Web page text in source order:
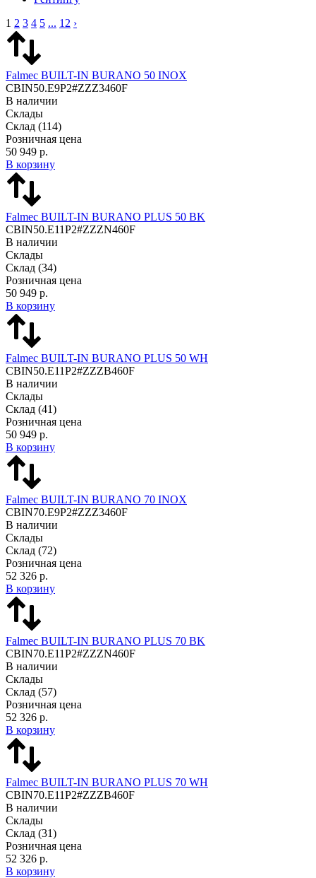
1 2 3 4 5 ... 12 ›
Falmec BUILT-IN BURANO 50 INOX
CBIN50.E9P2#ZZZ3460F
В наличии
Склады
Склад (114)
Розничная цена
50 949 р.
В корзину
Falmec BUILT-IN BURANO PLUS 50 BK
CBIN50.E11P2#ZZZN460F
В наличии
Склады
Склад (34)
Розничная цена
50 949 р.
В корзину
Falmec BUILT-IN BURANO PLUS 50 WH
CBIN50.E11P2#ZZZB460F
В наличии
Склады
Склад (41)
Розничная цена
50 949 р.
В корзину
Falmec BUILT-IN BURANO 70 INOX
CBIN70.E9P2#ZZZ3460F
В наличии
Склады
Склад (72)
Розничная цена
52 326 р.
В корзину
Falmec BUILT-IN BURANO PLUS 70 BK
CBIN70.E11P2#ZZZN460F
В наличии
Склады
Склад (57)
Розничная цена
52 326 р.
В корзину
Falmec BUILT-IN BURANO PLUS 70 WH
CBIN70.E11P2#ZZZB460F
В наличии
Склады
Склад (31)
Розничная цена
52 326 р.
В корзину